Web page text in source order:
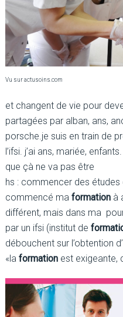
Vu sur actusoins.com
et changent de vie pour
partagées par alban, ans,
porsche.je suis en train de
l’ifsi. j’ai ans, mariée,
que çà ne va pas être
hs : commencer des études
commencé ma formationà
différent, mais dans ma
par un ifsi (institut de
débouchent sur l’obtention
«la formationest exigeante,